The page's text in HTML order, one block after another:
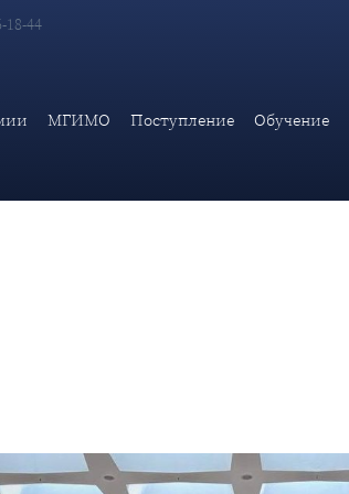
18-44
МГИМО Поступление Обучение